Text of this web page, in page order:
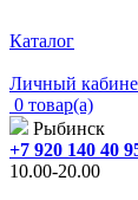
Каталог
Личный
0 товар(а)
Рыбинск
+7 920 140 40
10.00-20.00